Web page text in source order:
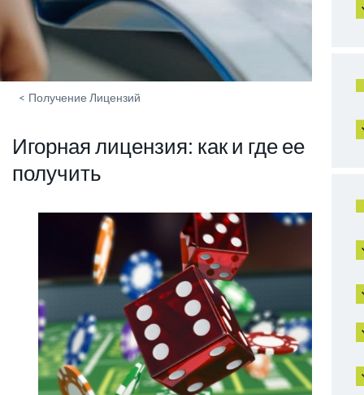
< Получение Лицензий
Игорная лицензия: как и где ее
получить